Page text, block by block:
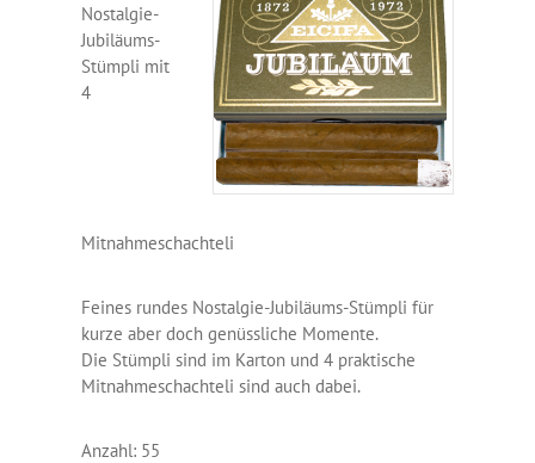
Nostalgie-
Jubiläums-
Stümpli mit
4
Mitnahmeschachteli
Feines rundes Nostalgie-Jubiläums-Stümpli für
kurze aber doch genüssliche Momente.
Die Stümpli sind im Karton und 4 praktische
Mitnahmeschachteli sind auch dabei.
Anzahl: 55